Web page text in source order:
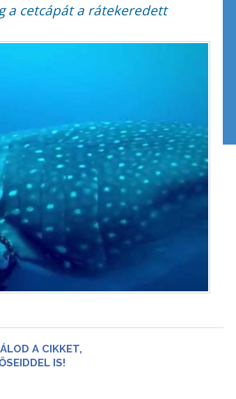
a cetcápát a rátekeredett
A CIKKET,
IS!